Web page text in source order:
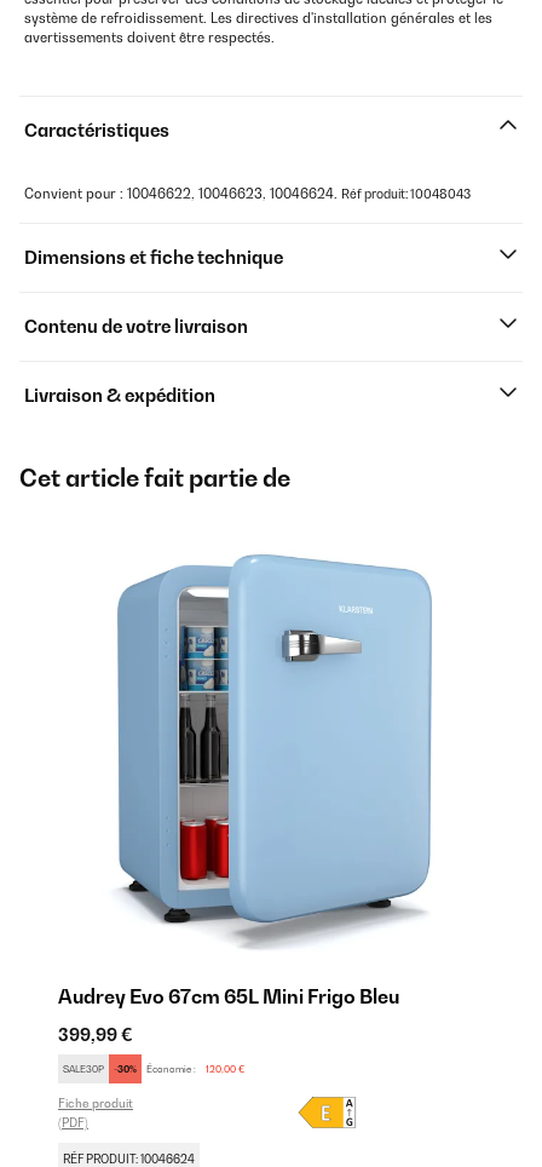
système de refroidissement. Les directives d'installation générales et les
avertissements doivent être respectés.
Caractéristiques
Convient pour : 10046622, 10046623, 10046624. Réf produit: 10048043
Dimensions et fiche technique
Contenu de votre livraison
Livraison & expédition
Cet article fait partie de
Audrey Evo 67cm 65L Mini Frigo Bleu
399,99 €
SALE30P -30% Économie : 120,00 €
Fiche produit
(PDF)
RÉF PRODUIT: 10046624